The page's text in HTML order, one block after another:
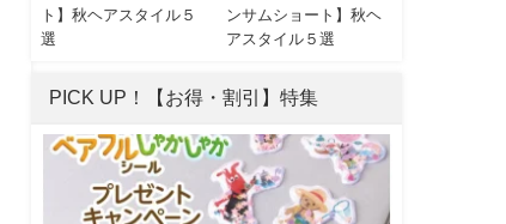
ト】秋ヘアスタイル５
選
ンサムショート】秋ヘ
アスタイル５選
PICK UP！【お得・割引】特集